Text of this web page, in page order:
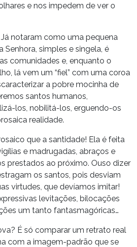
e nos impedem de ver o
notaram como uma pequena
Senhora, simples e singela, é
comunidades e, enquanto o
lá vem um “fiel” com uma coroa
a pobre mocinha de
santos humanos,
los, nobilitá-los, erguendo-os
realidade.
que a santidade! Ela é feita
e madrugadas, abraços e
prestados ao próximo. Ouso dizer
os santos, pois desviam
virtudes, que devíamos imitar!
levitações, bilocações
um tanto fantasmagóricas…
É só comparar um retrato real
com a imagem-padrão que se